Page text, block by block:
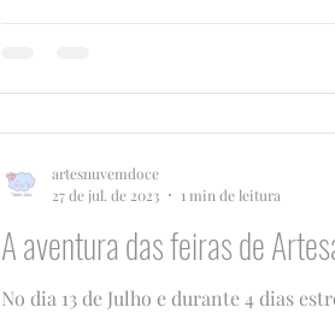
A aventura das feiras de
No dia 13 de Julho e durante 4 dias
artesnuvemdoce
27 de jul. de 2023
1 min de leitura